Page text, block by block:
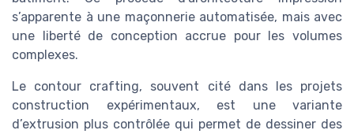
s’apparente à une maçonnerie automatisée, mais avec
une liberté de conception accrue pour les volumes
complexes.
Le contour crafting, souvent cité dans les projets
construction expérimentaux, est une variante
d’extrusion plus contrôlée qui permet de dessiner des